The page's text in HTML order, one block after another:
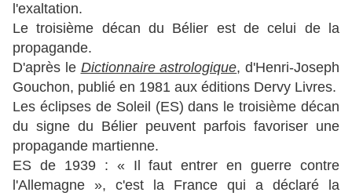
l'exaltation.
Le troisième décan du Bélier est de celui de la
propagande.
D'après le Dictionnaire astrologique, d'Henri-Joseph
Gouchon, publié en 1981 aux éditions Dervy Livres.
Les éclipses de Soleil (ES) dans le troisième décan
du signe du Bélier peuvent parfois favoriser une
propagande martienne.
ES de 1939 : « Il faut entrer en guerre contre
l'Allemagne », c'est la France qui a déclaré la